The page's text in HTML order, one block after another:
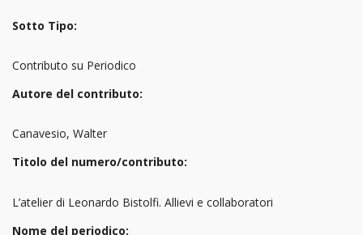
Sotto Tipo:
Contributo su Periodico
Autore del contributo:
Canavesio, Walter
Titolo del numero/contributo:
L’atelier di Leonardo Bistolfi. Allievi e collaboratori
Nome del periodico: